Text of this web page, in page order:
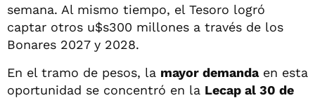
semana. Al mismo tiempo, el Tesoro logró
captar otros u$s300 millones a través de los
Bonares 2027 y 2028.
En el tramo de pesos, la mayor demandaen esta
oportunidad se concentró en la Lecap al 30 de